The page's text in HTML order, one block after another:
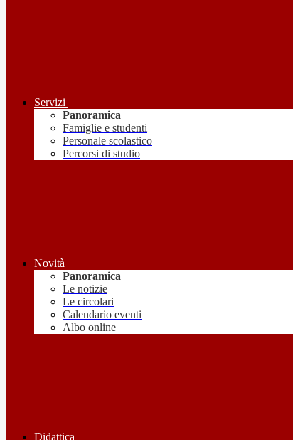
Servizi
Panoramica
Famiglie e studenti
Personale scolastico
Percorsi di studio
Novità
Panoramica
Le notizie
Le circolari
Calendario eventi
Albo online
Didattica